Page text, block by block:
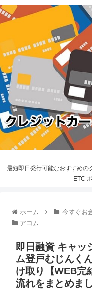
最短即日発行可能なおすすめの
ETC
ホーム
今すぐお
アコム
即日融資 キャッ
ム登戸むじんく
け取り【WEB完
流れをまとめま